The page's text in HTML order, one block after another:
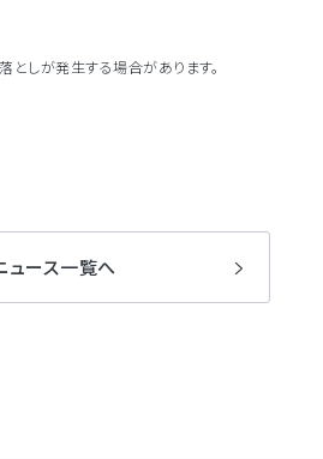
としが発生する場合があります。
ュース一覧へ